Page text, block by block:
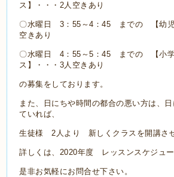
ス】・・・2人空きあり
〇水曜日 3：55～4：45 までの 【幼児
空きあり
〇水曜日 4：55～5：45 までの 【小学
ス】・・・3人空きあり
の募集をしております。
また、日にちや時間の都合の悪い方は、
ていれば、
生徒様 2人より 新しくクラスを開講させ
詳しくは、2020年度 レッスンスケジュー
是非お気軽にお問合せ下さい。